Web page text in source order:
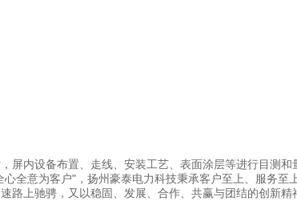
屏内设备布置、走线、安装工艺、表面涂层等进行目测和
全意为客户"，扬州豪泰电力科技秉承客户至上、服务
路上驰骋，又以稳固、发展、合作、共赢与团结的创新